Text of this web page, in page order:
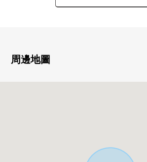
○ 建築面積：88.60平方公尺(約26.80坪)
周邊地圖